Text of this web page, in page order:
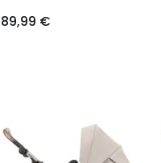
89,99 €